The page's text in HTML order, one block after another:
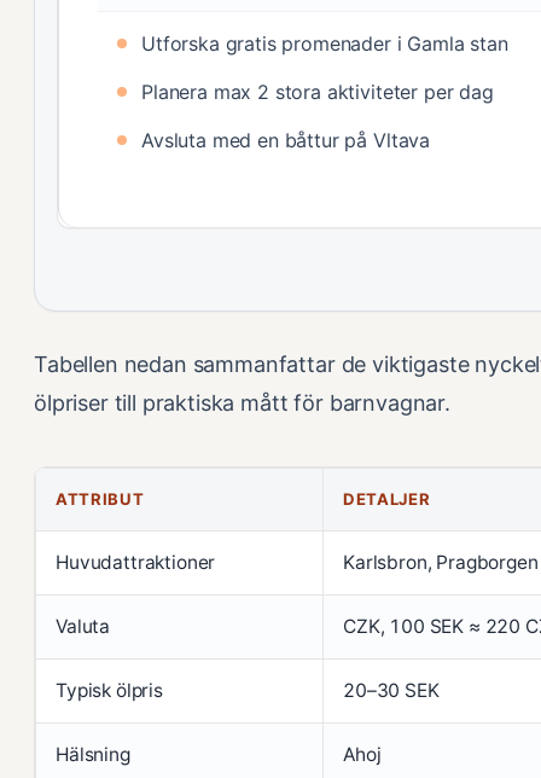
Utforska gratis promenader i Gamla stan
Planera max 2 stora aktiviteter per dag
Avsluta med en båttur på Vltava
Tabellen nedan sammanfattar de viktigaste
ölpriser till praktiska mått för barnvagnar.
ATTRIBUT DETALJER
Huvudattraktioner Karlsbron, Pragborgen
Valuta CZK, 100 SEK ≈ 220
Typisk ölpris 20–30 SEK
Hälsning Ahoj